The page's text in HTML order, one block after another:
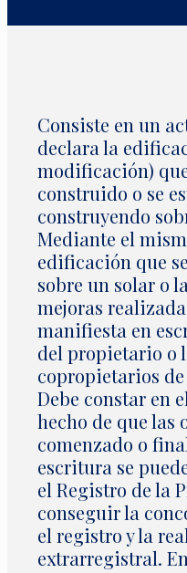
Consiste en un
declara la
modificación)
construido o se
construyendo
Mediante el
edificación que
sobre un solar o
mejoras
manifiesta en
del propietario o
copropietarios
Debe constar en
hecho de que las
comenzado o
escritura se
el Registro de la
conseguir la
el registro y la
extrarregistral.